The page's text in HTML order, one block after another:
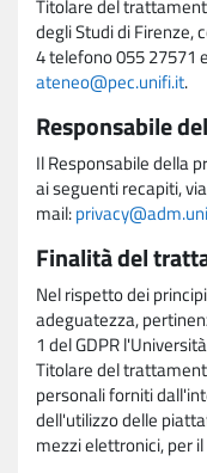
Titolare del
degli Studi di Firenze,
4 telefono 055 27571
ateneo@pec.unifi.it.
Responsabile
Il Responsabile della
ai seguenti recapiti,
mail:
Finalità del
Nel rispetto dei
adeguatezza,
1 del GDPR
Titolare del
personali forniti
dell'utilizzo delle
mezzi elettronici, per